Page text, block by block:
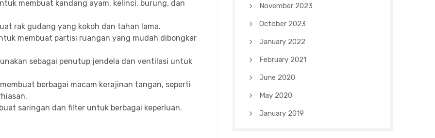
membuat kandang ayam, kelinci, burung, dan
rak gudang yang kokoh dan tahan lama.
membuat partisi ruangan yang mudah dibongkar
sebagai penutup jendela dan ventilasi untuk
berbagai macam kerajinan tangan, seperti
saringan dan filter untuk berbagai keperluan.
November 2023
October 2023
January 2022
February 2021
June 2020
May 2020
January 2019